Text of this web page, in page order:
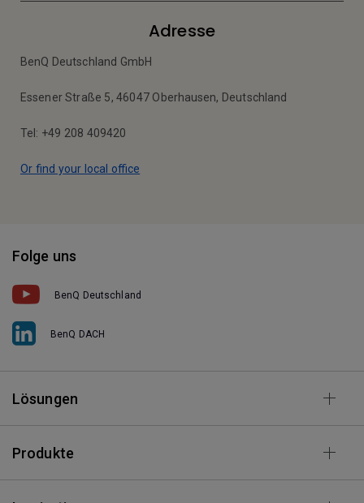
Adresse
BenQ Deutschland GmbH
Essener Straße 5, 46047 Oberhausen, Deutschland
Tel: +49 208 409420
Or find your local office
Folge uns
BenQ Deutschland
BenQ DACH
Lösungen
Produkte